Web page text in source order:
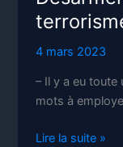
4 mars 2023
– Il y a eu
mots à
Désarmement
Lire la suite »